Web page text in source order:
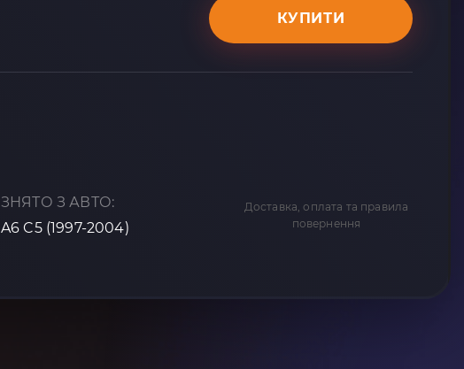
КУПИТИ
ЗНЯТО З АВТО:
A6 C5 (1997-2004)
Доставка, оплата та правила
повернення